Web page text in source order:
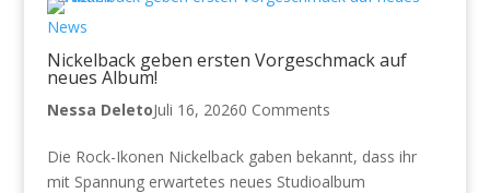
News
Nickelback geben ersten Vorgeschmack auf
neues Album!
Nessa DeletoJuli 16, 20260 Comments
Die Rock-Ikonen Nickelback gaben bekannt, dass ihr
mit Spannung erwartetes neues Studioalbum